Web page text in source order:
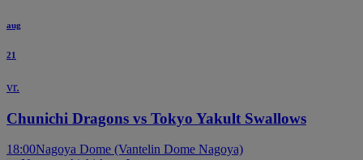
aug
21
vr.
Chunichi Dragons vs Tokyo Yakult Swallows
18:00Nagoya Dome (Vantelin Dome Nagoya)